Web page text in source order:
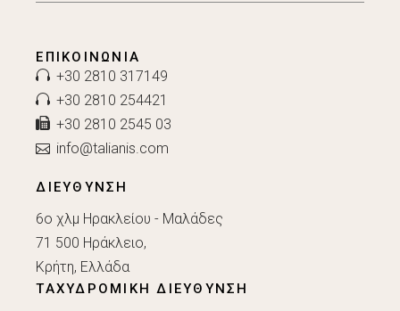
ΕΠΙΚΟΙΝΩΝΊΑ
+30 2810 317149
+30 2810 254421
+30 2810 2545 03
info@talianis.com
ΔΙΕΥΘΥΝΣΗ
6ο χλμ Ηρακλείου - Μαλάδες
71 500 Ηράκλειο,
Κρήτη, Ελλάδα
ΤΑΧΥΔΡΟΜΙΚΗ ΔΙΕΥΘΥΝΣΗ